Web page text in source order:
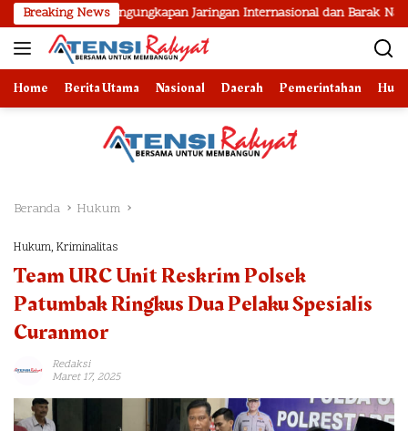
Langsung
ke
konten
Breaking News
Pengungkapan Jaringan Internasional dan Barak Narkoba
Home Berita Utama Nasional Daerah Pemerintahan
Beranda Hukum
Hukum, Kriminalitas
Team URC Unit Reskrim Polsek
Patumbak Ringkus Dua Pelaku Spesialis
Curanmor
Redaksi
Maret 17, 2025